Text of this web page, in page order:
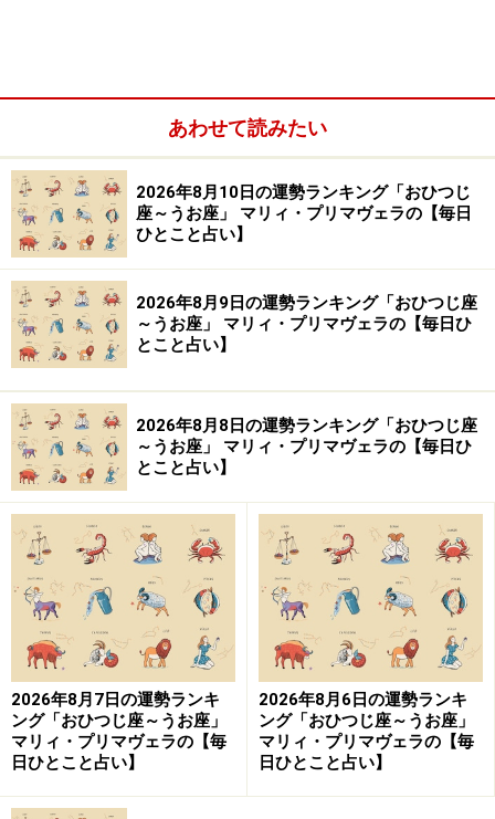
Amazonで占い関連の商品をチェック！
楽天市場で占い関連の商品をチェック！
あわせて読みたい
2026年8月10日の運勢ランキング「おひつじ
座～うお座」 マリィ・プリマヴェラの【毎日
ひとこと占い】
2026年8月9日の運勢ランキング「おひつじ座
～うお座」 マリィ・プリマヴェラの【毎日ひ
とこと占い】
2026年8月8日の運勢ランキング「おひつじ座
～うお座」 マリィ・プリマヴェラの【毎日ひ
とこと占い】
2026年8月7日の運勢ランキ
ング「おひつじ座～うお座」
マリィ・プリマヴェラの【毎
日ひとこと占い】
2026年8月6日の運勢ランキ
ング「おひつじ座～うお座」
マリィ・プリマヴェラの【毎
日ひとこと占い】